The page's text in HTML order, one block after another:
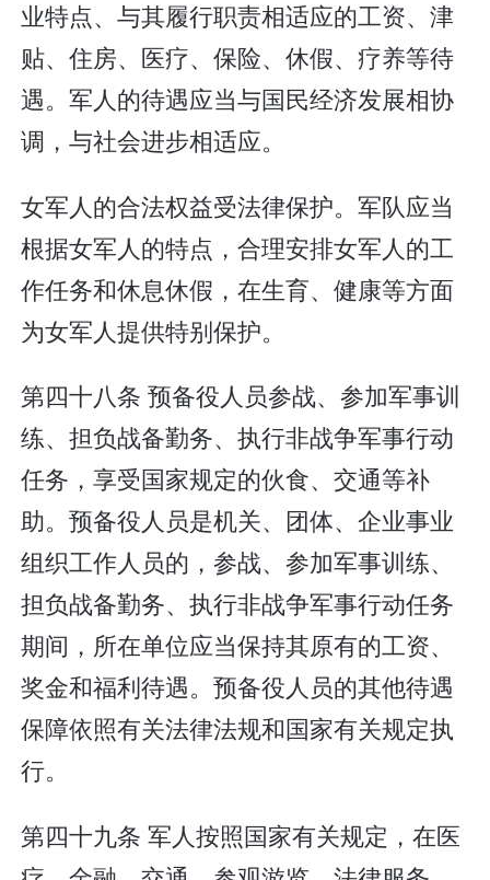
业特点、与其履行职责相适应的工资、津
贴、住房、医疗、保险、休假、疗养等待
遇。军人的待遇应当与国民经济发展相协
调，与社会进步相适应。
女军人的合法权益受法律保护。军队应当
根据女军人的特点，合理安排女军人的工
作任务和休息休假，在生育、健康等方面
为女军人提供特别保护。
第四十八条 预备役人员参战、参加军事训
练、担负战备勤务、执行非战争军事行动
任务，享受国家规定的伙食、交通等补
助。预备役人员是机关、团体、企业事业
组织工作人员的，参战、参加军事训练、
担负战备勤务、执行非战争军事行动任务
期间，所在单位应当保持其原有的工资、
奖金和福利待遇。预备役人员的其他待遇
保障依照有关法律法规和国家有关规定执
行。
第四十九条 军人按照国家有关规定，在医